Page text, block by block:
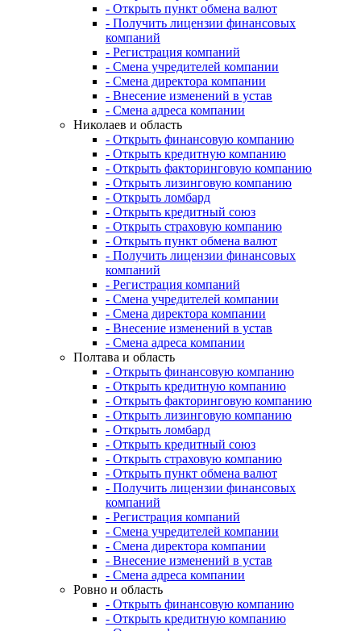
- Открыть пункт обмена валют
- Получить лицензии финансовых
компаний
- Регистрация компаний
- Смена учредителей компании
- Смена директора компании
- Внесение изменений в устав
- Смена адреса компании
Николаев и область
- Открыть финансовую компанию
- Открыть кредитную компанию
- Открыть факторинговую компанию
- Открыть лизинговую компанию
- Открыть ломбард
- Открыть кредитный союз
- Открыть страховую компанию
- Открыть пункт обмена валют
- Получить лицензии финансовых
компаний
- Регистрация компаний
- Смена учредителей компании
- Смена директора компании
- Внесение изменений в устав
- Смена адреса компании
Полтава и область
- Открыть финансовую компанию
- Открыть кредитную компанию
- Открыть факторинговую компанию
- Открыть лизинговую компанию
- Открыть ломбард
- Открыть кредитный союз
- Открыть страховую компанию
- Открыть пункт обмена валют
- Получить лицензии финансовых
компаний
- Регистрация компаний
- Смена учредителей компании
- Смена директора компании
- Внесение изменений в устав
- Смена адреса компании
Ровно и область
- Открыть финансовую компанию
- Открыть кредитную компанию